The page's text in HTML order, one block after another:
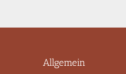
Allgemein